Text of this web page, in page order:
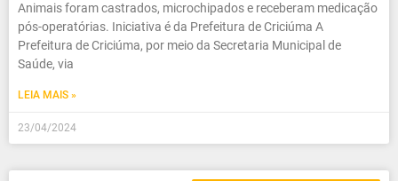
Animais foram castrados, microchipados e receberam medicação
pós-operatórias. Iniciativa é da Prefeitura de Criciúma A
Prefeitura de Criciúma, por meio da Secretaria Municipal de
Saúde, via
LEIA MAIS »
23/04/2024